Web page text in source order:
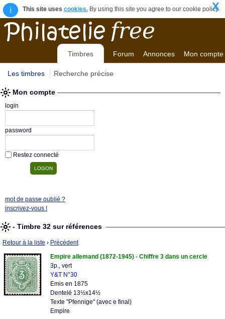
i This site uses cookies.By using this site you agree to our cookie policy.
X
Timbres Forum Annonces Mon compte
Les timbres Recherche précise
Mon compte
login
password
Restez connecté
mot de passe oublié ?
inscrivez-vous !
- Timbre 32 sur références
Retour à la liste › Précédent
Empire allemand (1872-1945) - Chiffre 3 dans un cercle
3p., vert
Y&T N°30
Emis en 1875
Dentelé 13½x14½
Texte "Pfennige" (avec e final)
Empire